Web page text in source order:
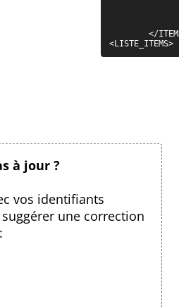
</
	</ITEM>
<LISTE_ITEMS>
à jour ?
vos identifiants
une correction